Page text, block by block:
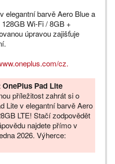
elegantní barvě Aero Blue a
Wi-Fi / 8GB +
úpravou zajišťuje
cz.
Pad Lite
příležitost zahrát si o
Lite v elegantní barvě Aero
LTE! Stačí zodpovědět
najdete přímo v
2026. Výherce: